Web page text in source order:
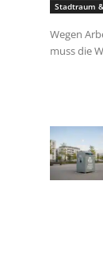
Stadtraum
Wegen
muss die